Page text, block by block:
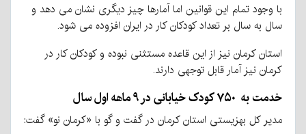
با وجود تمام این قوانین اما آمارها چیز دیگری نشان می دهد و
سال به سال بر تعداد کودکان کار در ایران افزوده می شود.
استان کرمان نیز از این قاعده مستثنی نبوده و کودکان کار در
کرمان نیز آمار قابل توجهی دارند.
خدمت به ۷۵۰ کودک خیابانی در ۹ ماهه اول سال
مدیر کل بهزیستی استان کرمان در گفت و گو با «کرمان نو» گفت: